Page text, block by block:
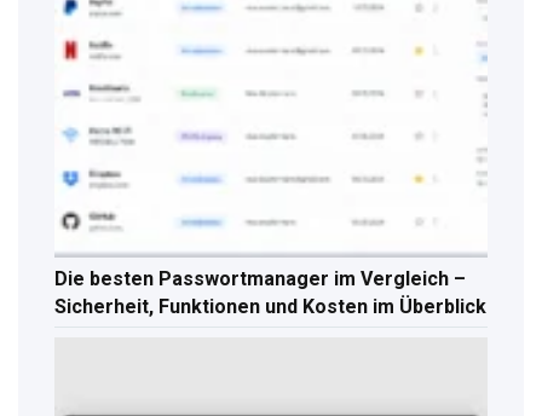
Die besten Passwortmanager im Vergleich –
Sicherheit, Funktionen und Kosten im Überblick